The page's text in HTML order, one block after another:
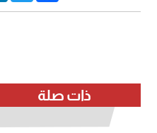
ذات صلة